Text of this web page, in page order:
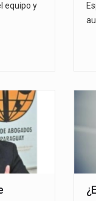
equipo y